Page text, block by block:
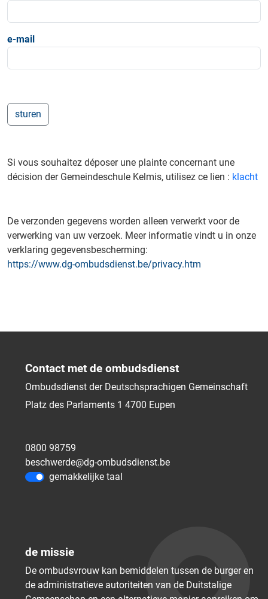
e-mail
Si vous souhaitez déposer une plainte concernant une
décision der Gemeindeschule Kelmis, utilisez ce lien : klacht
De verzonden gegevens worden alleen verwerkt voor de
verwerking van uw verzoek. Meer informatie vindt u in onze
verklaring gegevensbescherming:
https://www.dg-ombudsdienst.be/privacy.htm
Contact met de ombudsdienst
Ombudsdienst der Deutschsprachigen Gemeinschaft
Platz des Parlaments 1 4700 Eupen
0800 98759
beschwerde@dg-ombudsdienst.be
gemakkelijke taal
de missie
De ombudsvrouw kan bemiddelen tussen de burger en
de administratieve autoriteiten van de Duitstalige